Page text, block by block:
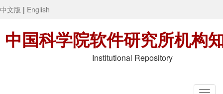
中文版 | English
中国科学院软件研究所机构
Institutional Repository